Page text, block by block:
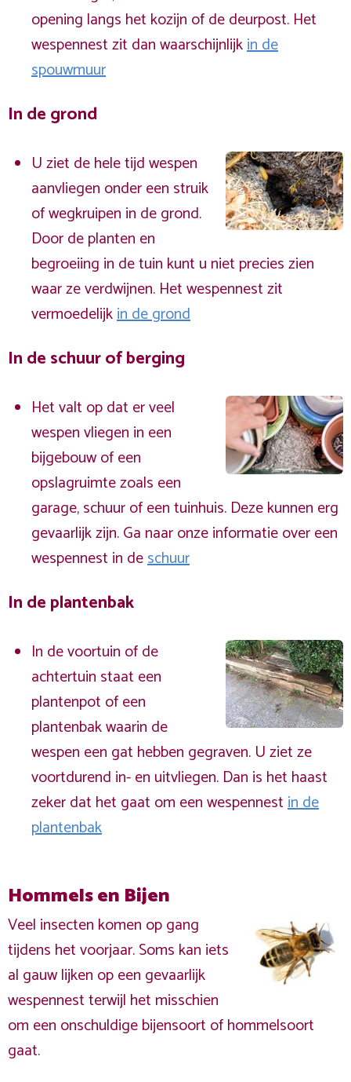
opening langs het kozijn of de deurpost. Het
wespennest zit dan waarschijnlijkin de
spouwmuur
In de grond
U ziet de hele tijd wespen
aanvliegen onder een struik
of wegkruipen in de grond.
Door de planten en
begroeiing in de tuin kunt u niet precies zien
waar ze verdwijnen. Het wespennest zit
vermoedelijkin de grond
In de schuur of berging
Het valt op dat er veel
wespen vliegen in een
bijgebouw of een
opslagruimte zoals een
garage, schuur of een tuinhuis. Deze kunnen erg
gevaarlijk zijn. Ga naar onze informatie over een
wespennest in deschuur
In de plantenbak
In de voortuin of de
achtertuin staat een
plantenpot of een
plantenbak waarin de
wespen een gat hebben gegraven. U ziet ze
voortdurend in- en uitvliegen. Dan is het haast
zeker dat het gaat om een wespennestin de
plantenbak
Hommels en Bijen
Veel insecten komen op gang
tijdens het voorjaar. Soms kan iets
al gauw lijken op een gevaarlijk
wespennest terwijl het misschien
om een onschuldige bijensoort of hommelsoort
gaat.